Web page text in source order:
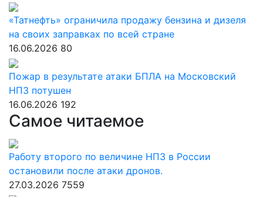
«Татнефть» ограничила продажу бензина и дизеля
на своих заправках по всей стране
16.06.2026 80
Пожар в результате атаки БПЛА на Московский
НПЗ потушен
16.06.2026 192
Самое читаемое
Работу второго по величине НПЗ в России
остановили после атаки дронов.
27.03.2026 7559